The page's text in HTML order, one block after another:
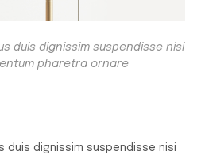
duis dignissim suspendisse nisi
pharetra ornare
duis dignissim suspendisse nisi